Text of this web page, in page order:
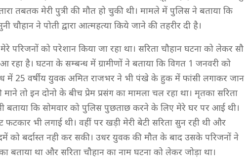
तबतक मेरी पुत्री की मौत हो चुकी थी। मामले में पुलिस ने बताया कि
चौहान ने पोती द्वारा आत्महत्या किये जाने की तहरीर दी है।
परिजनों को परेशान किया जा रहा था। सरिता चौहान घटना को लेकर सौ
है। घटना के सम्बन्ध में ग्रामीणों ने बताया कि विगत 1 जनवरी को
में 25 वर्षीय युवक अमित राजभर ने भी पंखे के हुक में फांसी लगाकर जान
माने तो इन दोनो के बीच प्रेम प्रसंग का मामला चल रहा था। मृतका सरिता
बताया कि सोमवार को पुलिस पुछताछ करने के लिए मेरे घर पर आई थी।
भी लगाई थी। वहीं पर खड़ी मेरी बेटी सरिता सुन रही थी और
को बर्दास्त नही कर सकी। उधर युवक की मौत के बाद उसके परिजनों ने
बताया था और सरिता चौहान का नाम घटना को लेकर जोड़ा था।